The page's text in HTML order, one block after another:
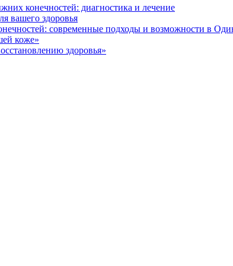
конечностей: диагностика и лечение
вашего здоровья
современные подходы и возможности в
коже»
здоровья»